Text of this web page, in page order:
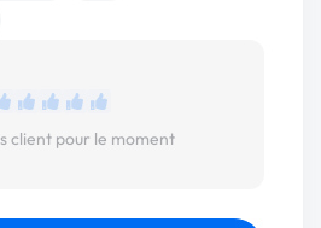
client pour le moment